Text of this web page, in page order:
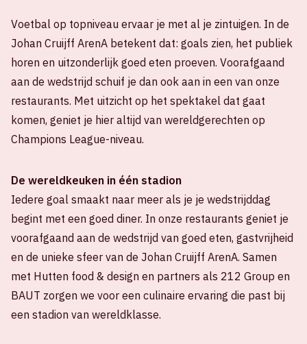
Voetbal op topniveau ervaar je met al je zintuigen. In de
Johan Cruijff ArenA betekent dat: goals zien, het publiek
horen en uitzonderlijk goed eten proeven. Voorafgaand
aan de wedstrijd schuif je dan ook aan in een van onze
restaurants. Met uitzicht op het spektakel dat gaat
komen, geniet je hier altijd van wereldgerechten op
Champions League-niveau.
De wereldkeuken in één stadion
Iedere goal smaakt naar meer als je je wedstrijddag
begint met een goed diner. In onze restaurants geniet je
voorafgaand aan de wedstrijd van goed eten, gastvrijheid
en de unieke sfeer van de Johan Cruijff ArenA. Samen
met Hutten food & design en partners als 212 Group en
BAUT zorgen we voor een culinaire ervaring die past bij
een stadion van wereldklasse.